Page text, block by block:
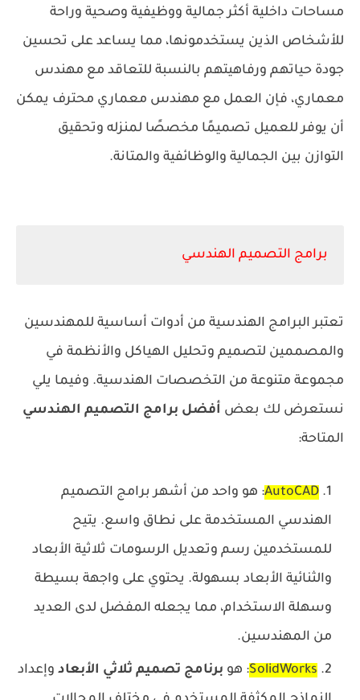
مساحات داخلية أكثر جمالية ووظيفية وصحية وراحة
للأشخاص الذين يستخدمونها، مما يساعد على تحسين
جودة حياتهم ورفاهيتهم بالنسبة للتعاقد مع مهندس
معماري، فإن العمل مع مهندس معماري محترف يمكن
أن يوفر للعميل تصميمًا مخصصًا لمنزله وتحقيق
التوازن بين الجمالية والوظائفية والمتانة.
برامج التصميم الهندسي
تعتبر البرامج الهندسية من أدوات أساسية للمهندسين
والمصممين لتصميم وتحليل الهياكل والأنظمة في
مجموعة متنوعة من التخصصات الهندسية. وفيما يلي
نستعرض لك بعض أفضل برامج التصميم الهندسي
المتاحة:
AutoCAD: هو واحد من أشهر برامج التصميم
الهندسي المستخدمة على نطاق واسع. يتيح
للمستخدمين رسم وتعديل الرسومات ثلاثية الأبعاد
والثنائية الأبعاد بسهولة. يحتوي على واجهة بسيطة
وسهلة الاستخدام، مما يجعله المفضل لدى العديد
من المهندسين.
SolidWorks: هو برنامج تصميم ثلاثي الأبعاد وإعداد